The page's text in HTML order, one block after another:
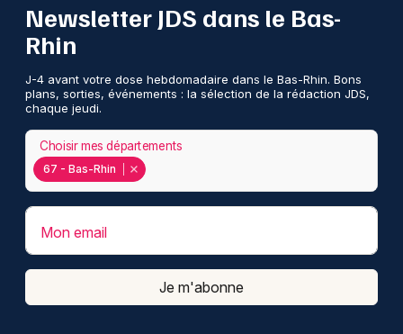
Newsletter JDS dans le Bas-
Rhin
J-4 avant votre dose hebdomadaire dans le Bas-Rhin. Bons
plans, sorties, événements : la sélection de la rédaction JDS,
chaque jeudi.
67 - Bas-Rhin
Choisir mes départements
Mon email
Je m'abonne